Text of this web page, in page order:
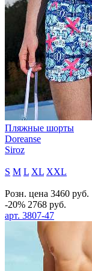
Пляжные шорты
Doreanse
Siroz
S M L XL XXL
Розн. цена 3460 руб.
-20% 2768 руб.
арт. 3807-47